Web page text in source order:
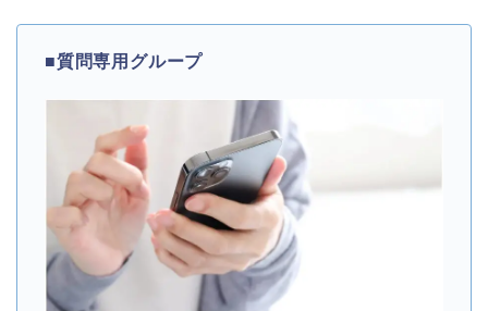
■質問専用グループ